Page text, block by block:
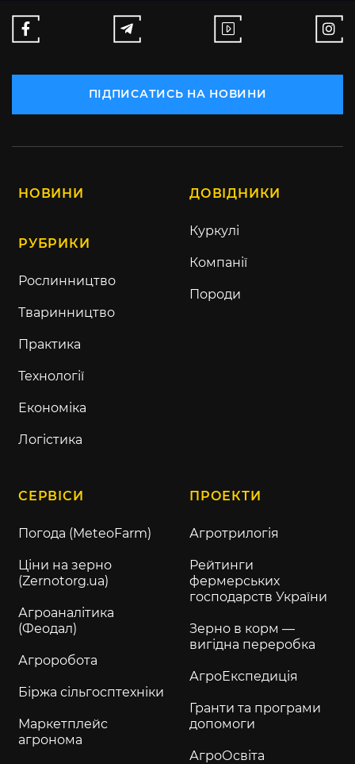
ПІДПИСАТИСЬ НА НОВИНИ
НОВИНИ
РУБРИКИ
Рослинництво
Тваринництво
Практика
Технології
Економіка
Логістика
ДОВІДНИКИ
Куркулі
Компанії
Породи
СЕРВІСИ
Погода (MeteoFarm)
Ціни на зерно
(Zernotorg.ua)
Агроаналітика
(Феодал)
Агроробота
Біржа сільгосптехніки
Маркетплейс
агронома
ПРОЕКТИ
Агротрилогія
Рейтинги
фермерських
господарств України
Зерно в корм —
вигідна переробка
АгроЕкспедиція
Гранти та програми
допомоги
АгроОсвіта